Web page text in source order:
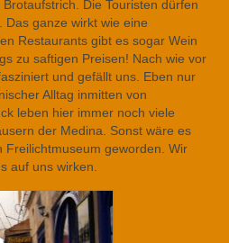
Die Touristen dürfen
ganze wirkt wie eine
Restaurants gibt es sogar Wein
zu saftigen Preisen! Nach wie vor
und gefällt uns. Eben nur
Alltag inmitten von
leben hier immer noch viele
der Medina. Sonst wäre es
Freilichtmuseum geworden. Wir
auf uns wirken.